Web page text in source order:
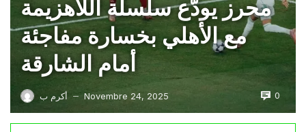
محرز يودّع سلسلة اللاهزيمة
مع الأهلي بخسارة مفاجئة
أمام الشارقة
أكرم ب — Novembre 24, 2025 0